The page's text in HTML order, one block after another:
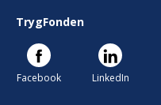
TrygFonden
Facebook LinkedIn